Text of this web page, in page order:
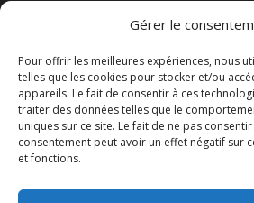
Gérer le
Pour offrir les meilleures expériences, nous
telles que les cookies pour stocker et/ou
appareils. Le fait de consentir à ces
traiter des données telles que le
uniques sur ce site. Le fait de ne pas
consentement peut avoir un effet négatif sur
et fonctions.
Particuliers Professionnels
Mentions légales
Politique
© 2025 SARLU DRINKO CASH.